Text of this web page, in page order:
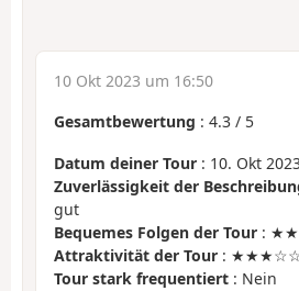
10 Okt 2023 um 16:50
Gesamtbewertung : 4.3 / 5
Datum deiner Tour : 10. Okt
Zuverlässigkeit der
gut
Bequemes Folgen der Tour :
Attraktivität der Tour : ★★★☆☆
Tour stark frequentiert : Nein